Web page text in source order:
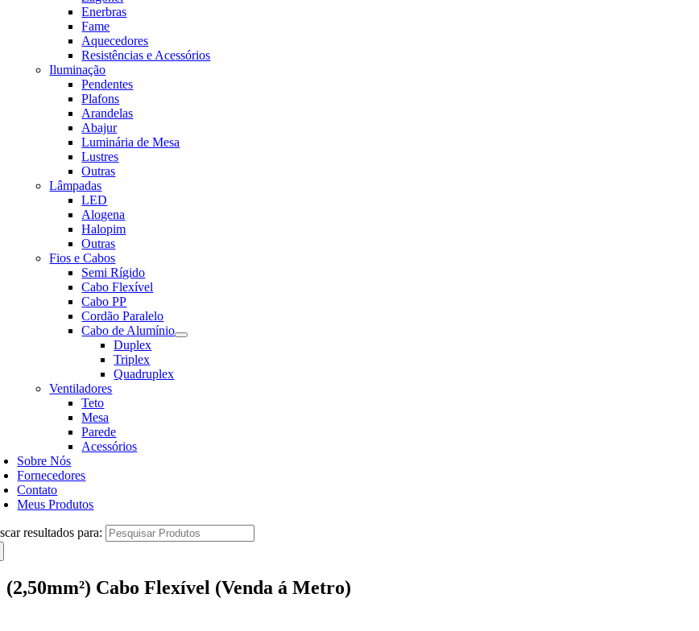
Enerbras
Fame
Aquecedores
Resistências e Acessórios
Iluminação
Pendentes
Plafons
Arandelas
Abajur
Luminária de Mesa
Lustres
Outras
Lâmpadas
LED
Alogena
Halopim
Outras
Fios e Cabos
Semi Rígido
Cabo Flexível
Cabo PP
Cordão Paralelo
Cabo de Alumínio
Duplex
Triplex
Quadruplex
Ventiladores
Teto
Mesa
Parede
Acessórios
Sobre Nós
Fornecedores
Contato
Meus Produtos
resultados para:
(2,50mm²) Cabo Flexível (Venda á Metro)